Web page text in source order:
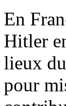
En
Hitler
lieux
pour